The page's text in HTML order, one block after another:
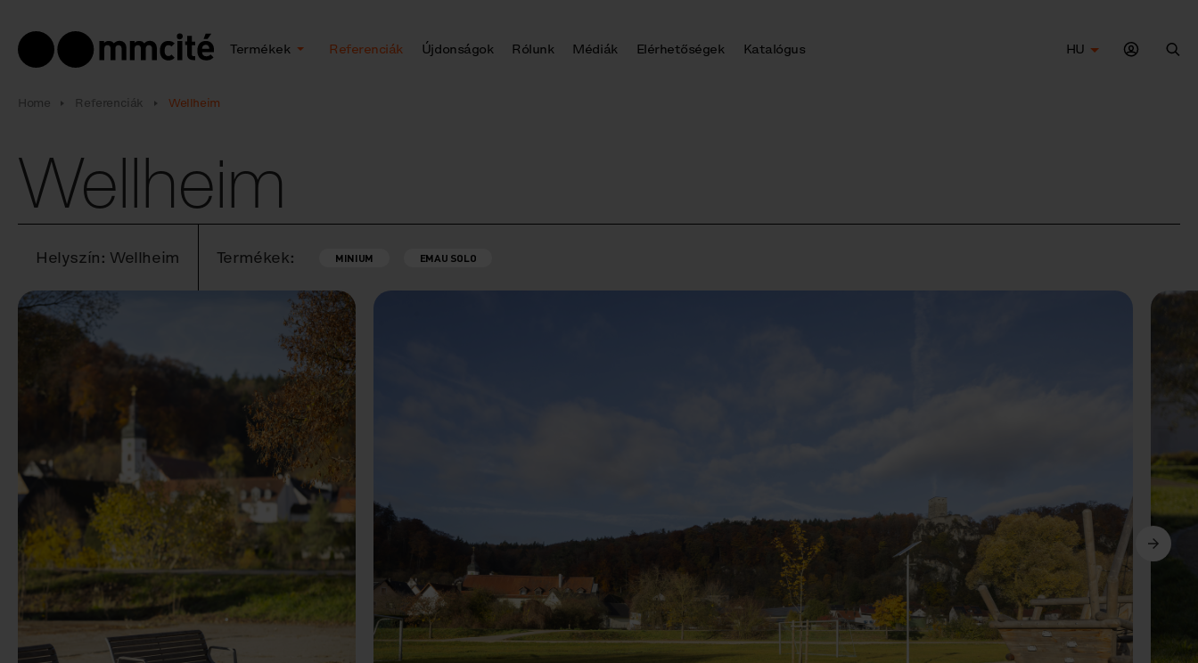
Termékek Referenciák Újdonságok Rólunk Médiák Elérhetőségek Katalógus
HU
Home Referenciák Wellheim
Wellheim
Helyszín: Wellheim Termékek: MINIUM EMAU SOLO
Előző Következő